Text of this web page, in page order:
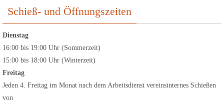
Schieß- und Öffnungszeiten
Dienstag
16:00 bis 19:00 Uhr (Sommerzeit)
15:00 bis 18:00 Uhr (Winterzeit)
Freitag
Jeden 4. Freitag im Monat nach dem Arbeitsdienst vereinsinternes Schießen
von